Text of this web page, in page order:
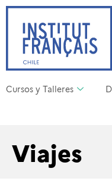
Cursos y Talleres
Viajes